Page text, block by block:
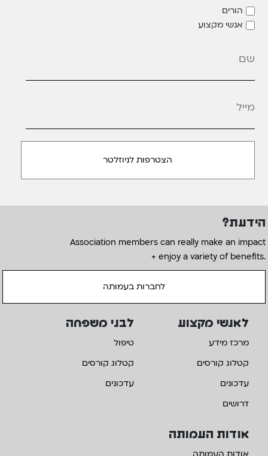
הורים
אנשי מקצוע
הידעת?
Association members can really make an impact
+ enjoy a variety of benefits.
לחברות בעמותה
אודות העמותה
לאנשי מקצוע
מרכז מידע
קטלוג קורסים
עדכונים
דרושים
לבני משפחה
טיפול
קטלוג קורסים
עדכונים